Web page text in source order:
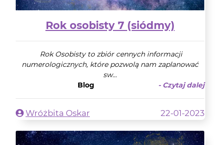
Rok osobisty 7 (siódmy)
Rok Osobisty to zbiór cennych informacji
numerologicznych, które pozwolą nam zaplanować
sw...
Blog
- Czytaj dalej
Wróżbita Oskar 22-01-2023